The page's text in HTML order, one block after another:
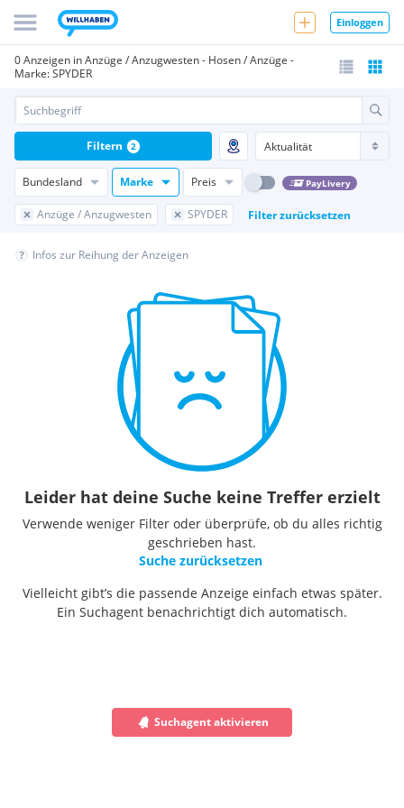
Einloggen
0 Anzeigen in Anzüge / Anzugwesten - Hosen / Anzüge -
Marke: SPYDER
Bundesland Marke Preis PayLivery
Anzüge / Anzugwesten SPYDER Filter zurücksetzen
Filtern 2
Infos zur Reihung der Anzeigen
Leider hat deine Suche keine Treffer erzielt
Verwende weniger Filter oder überprüfe, ob du alles richtig
geschrieben hast.
Suche zurücksetzen
Vielleicht gibt’s die passende Anzeige einfach etwas später.
Ein Suchagent benachrichtigt dich automatisch.
Suchagent aktivieren